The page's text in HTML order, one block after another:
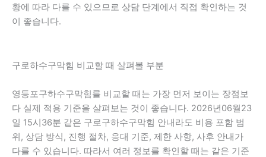
황에 따라 다를 수 있으므로 상담 단계에서 직접 확인하는 것
이 좋습니다.
구로하수구막힘 비교할 때 살펴볼 부분
영등포구하수구막힘를 비교할 때는 가장 먼저 보이는 장점보
다 실제 적용 기준을 살펴보는 것이 좋습니다. 2026년06월23
일 15시36분 같은 구로구하수구막힘 안내라도 비용 포함 범
위, 상담 방식, 진행 절차, 응대 기준, 제한 사항, 사후 안내가
다를 수 있습니다. 따라서 여러 정보를 확인할 때는 같은 기준